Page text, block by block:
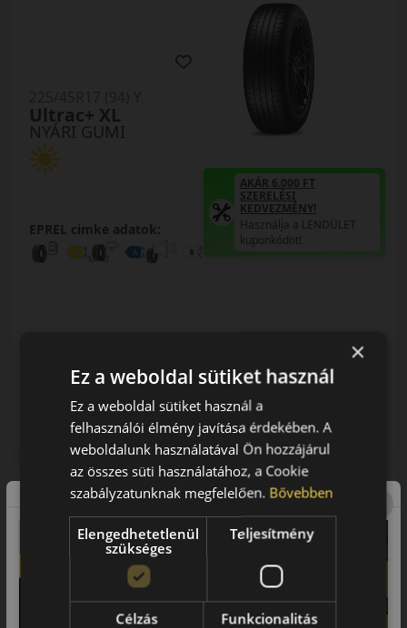
NYÁRI GUMI
Ultrac+ XL
EPREL cimke adatok:
AKÁR 6.000 FT
SZERELÉSI
KEDVEZMÉNY!
Használja a LENDÜLET
kuponkódot!
32 090 Ft
LENDÜLET
Kuponkód másolása
db
×
Ez a weboldal sütiket használ
Ez a weboldal sütiket használ a
felhasználói élmény javítása érdekében. A
weboldalunk használatával Ön hozzájárul
az összes süti használatához, a Cookie
szabályzatunknak megfelelően. Bővebben
Elengedhetetlenül
szükséges
Teljesítmény
Célzás Funkcionalitás